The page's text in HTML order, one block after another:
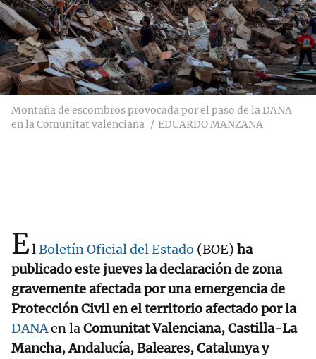
Montaña de escombros provocada por el paso de la DANA
en la Comunitat valenciana
EDUARDO MANZANA
ElBoletín Oficial del Estado (BOE) ha
publicado este jueves la declaración de zona
gravemente afectada por una emergencia de
Protección Civil en el territorio afectado por la
DANAen laComunitat Valenciana, Castilla-La
Mancha, Andalucía, Baleares, Catalunya y